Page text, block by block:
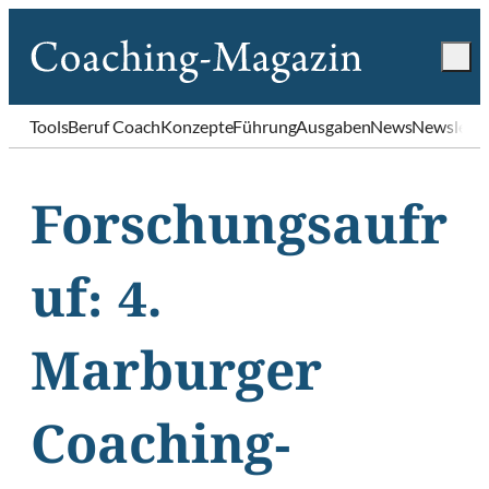
ToolsBeruf CoachKonzepteFührungAusgabenNews
Forschungsaufr
uf: 4.
Marburger
Coaching-